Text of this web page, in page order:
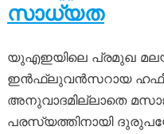
സാധ്യത
യുഎഇയിലെ പ്രമുഖ
ഇൻഫ്ലുവൻസറായ
അനുവാദമില്ലാതെ
പരസ്യത്തിനായി